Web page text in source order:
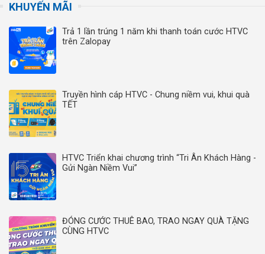
KHUYẾN MÃI
Trả 1 lần trúng 1 năm khi thanh toán cước HTVC
trên Zalopay
Truyền hình cáp HTVC - Chung niềm vui, khui quà
TẾT
HTVC Triển khai chương trình “Tri Ân Khách Hàng -
Gửi Ngàn Niềm Vui”
ĐÓNG CƯỚC THUÊ BAO, TRAO NGAY QUÀ TẶNG
CÙNG HTVC